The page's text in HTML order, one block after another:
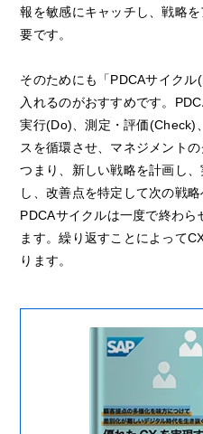
報を敏感にキャッチし、戦略
要です。
そのためにも「PDCAサイク
入れるのがおすすめです。
実行(Do)、測定・評価(Check)
スを循環させ、マネジメント
つまり、新しい戦略を計画し
し、改善点を特定して次の戦
PDCAサイクルは一度で終わ
ます。繰り返すことによって
ります。